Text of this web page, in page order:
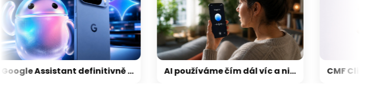
Google Assistant definitivně končí! Víme, kdy jej Google pošle do věčných lovišť AI používáme čím dál víc a nikdo neměří, co nás to stojí